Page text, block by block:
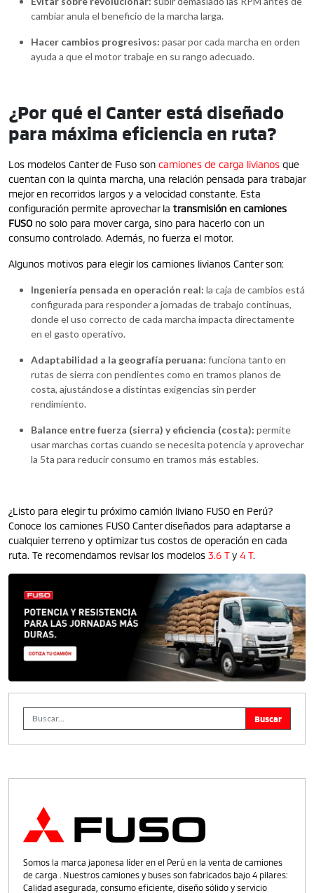
cambiar anula el beneficio de la marcha larga.
Hacer cambios progresivos: pasar por cada marcha en orden
ayuda a que el motor trabaje en su rango adecuado.
¿Por qué el Canter está diseñado
para máxima eficiencia en ruta?
Los modelos Canter de Fuso son camiones de carga livianos que
cuentan con la quinta marcha, una relación pensada para trabajar
mejor en recorridos largos y a velocidad constante. Esta
configuración permite aprovechar la transmisión en camiones
FUSOno solo para mover carga, sino para hacerlo con un
consumo controlado. Además, no fuerza el motor.
Algunos motivos para elegir los camiones livianos Canter son:
Ingeniería pensada en operación real: la caja de cambios está
configurada para responder a jornadas de trabajo continuas,
donde el uso correcto de cada marcha impacta directamente
en el gasto operativo.
Adaptabilidad a la geografía peruana: funciona tanto en
rutas de sierra con pendientes como en tramos planos de
costa, ajustándose a distintas exigencias sin perder
rendimiento.
Balance entre fuerza (sierra) y eficiencia (costa): permite
usar marchas cortas cuando se necesita potencia y aprovechar
la 5ta para reducir consumo en tramos más estables.
¿Listo para elegir tu próximo camión liviano FUSO en Perú?
Conoce los camiones FUSO Canter diseñados para adaptarse a
cualquier terreno y optimizar tus costos de operación en cada
ruta. Te recomendamos revisar los modelos 3.6 Ty 4 T.
Somos la marca japonesa líder en el Perú en la venta de camiones
de carga . Nuestros camiones y buses son fabricados bajo 4 pilares:
Calidad asegurada, consumo eficiente, diseño sólido y servicio